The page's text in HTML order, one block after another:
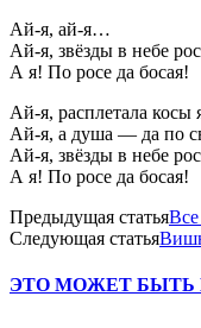
Ай-я, ай-я…
Ай-я, звёзды в небе
А я! По росе да босая!
Ай-я, расплетала
Ай-я, а душа — да по
Ай-я, звёзды в небе
А я! По росе да босая!
Предыдущая статья
Следующая статья
ЭТО МОЖЕТ БЫТЬ